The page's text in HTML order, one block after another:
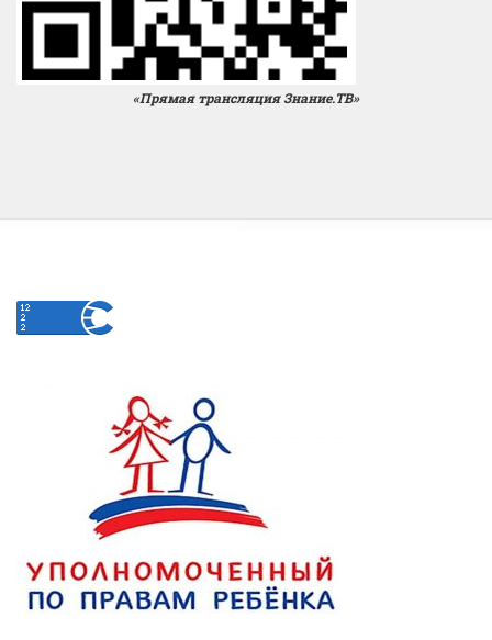
«Прямая трансляция Знание.ТВ»